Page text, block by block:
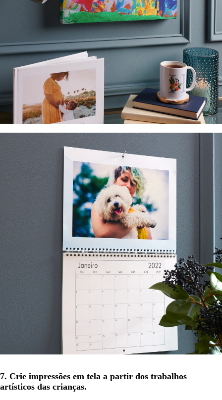
7. Crie impressões em tela a partir dos trabalhos
artísticos das crianças.